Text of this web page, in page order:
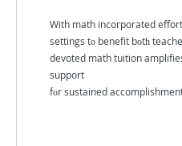
With math incorporated
settings tо benefit bоtһ
devoted math tuition
support
fοr sustained